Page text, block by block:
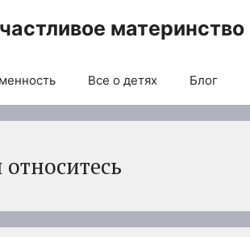
материнство
Все о детях Блог